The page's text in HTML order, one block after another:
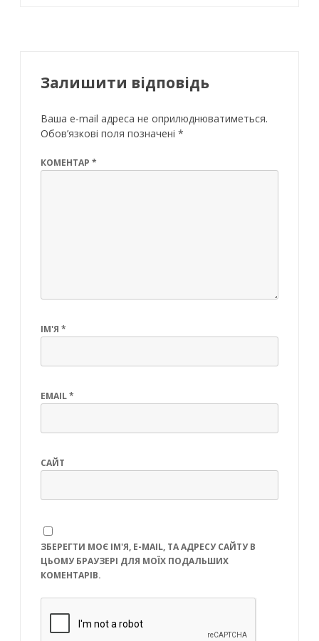
Залишити відповідь
Ваша e-mail адреса не оприлюднюватиметься.
Обов’язкові поля позначені *
КОМЕНТАР *
ІМ'Я *
EMAIL*
САЙТ
ЗБЕРЕГТИ МОЄ ІМ'Я, E-MAIL, ТА АДРЕСУ САЙТУ В
ЦЬОМУ БРАУЗЕРІ ДЛЯ МОЇХ ПОДАЛЬШИХ
КОМЕНТАРІВ.